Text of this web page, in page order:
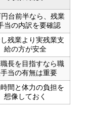
台前半なら、残業
当の内訳を要確認
残業より実残業支
給の方が安全
長を目指すなら職
当の有無は重要
間と体力の負担を
想像しておく